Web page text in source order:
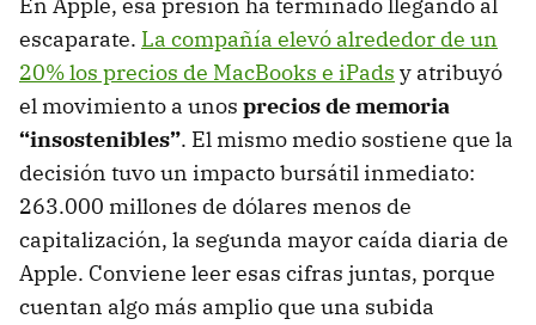
En Apple, esa presión ha terminado llegando al
escaparate. La compañía elevó alrededor de un
20% los precios de MacBooks e iPads y atribuyó
el movimiento a unos precios de memoria
“insostenibles”. El mismo medio sostiene que la
decisión tuvo un impacto bursátil inmediato:
263.000 millones de dólares menos de
capitalización, la segunda mayor caída diaria de
Apple. Conviene leer esas cifras juntas, porque
cuentan algo más amplio que una subida